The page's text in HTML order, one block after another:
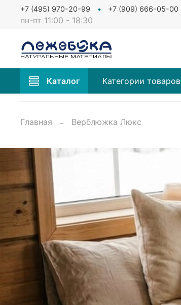
пн-пт 11:00 - 18:30
+7 (495) 970-20-99 +7 (909) 666-05-00
Каталог Категории товаров
Главная Верблюжка Люкс